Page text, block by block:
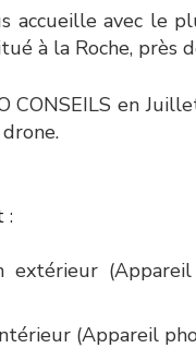
accueille avec le
à la Roche, près
CONSEILS en
:
extérieur
(Appareil